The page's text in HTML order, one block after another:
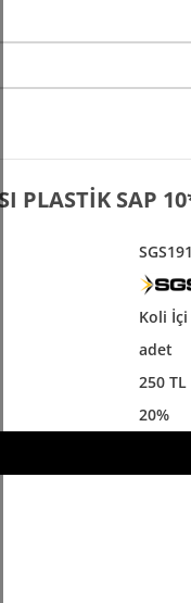
PLASTİK SAP
Koli
adet
250 TL
20%